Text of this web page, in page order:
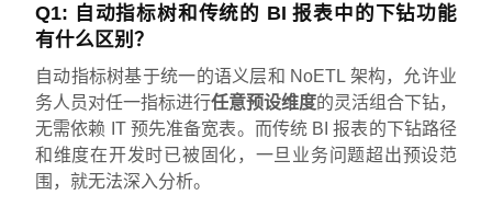
Q1: 自动指标树和传统的 BI 报表中的下钻功能
有什么区别？
自动指标树基于统一的语义层和 NoETL 架构，允许业
务人员对任一指标进行任意预设维度的灵活组合下钻，
无需依赖 IT 预先准备宽表。而传统 BI 报表的下钻路径
和维度在开发时已被固化，一旦业务问题超出预设范
围，就无法深入分析。